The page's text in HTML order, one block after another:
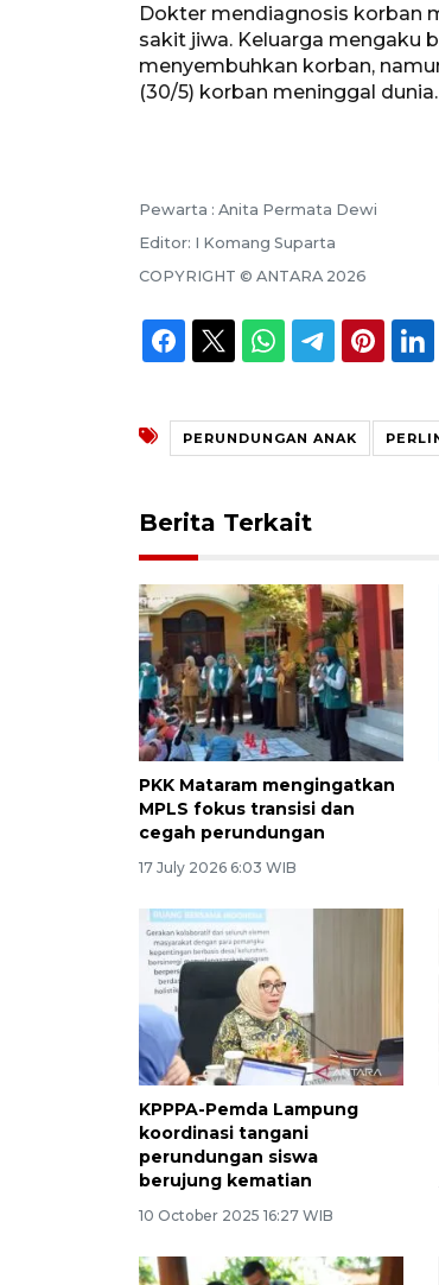
Dokter mendiagnosis korban
sakit jiwa. Keluarga mengaku
menyembuhkan korban,
(30/5) korban meninggal dunia.
Pewarta : Anita Permata Dewi
Editor: I Komang Suparta
COPYRIGHT © ANTARA 2026
PERUNDUNGAN ANAK
Berita Terkait
PKK Mataram mengingatkan
MPLS fokus transisi dan
cegah perundungan
17 July 2026 6:03 WIB
KPPPA-Pemda Lampung
koordinasi tangani
perundungan siswa
berujung kematian
10 October 2025 16:27 WIB